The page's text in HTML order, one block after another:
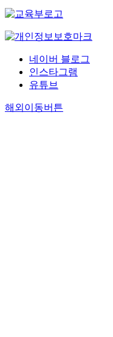
네이버 블로그
인스타그램
유튜브
해외이동버튼